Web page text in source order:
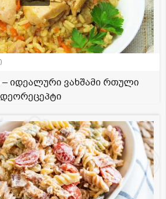
იდეალური ვახშამი რთული